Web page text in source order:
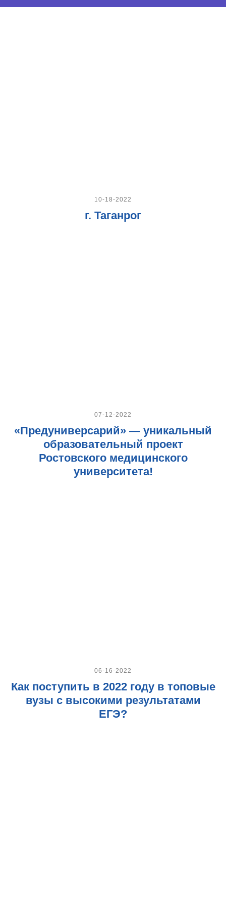
10-18-2022
г. Таганрог
07-12-2022
«Предуниверсарий» — уникальный
образовательный проект
Ростовского медицинского
университета!
06-16-2022
Как поступить в 2022 году в топовые
вузы с высокими результатами
ЕГЭ?